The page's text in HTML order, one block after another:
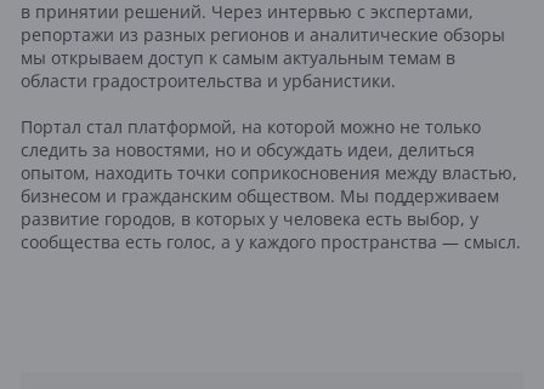
в принятии решений. Через интервью с экспертами,
репортажи из разных регионов и аналитические обзоры
мы открываем доступ к самым актуальным темам в
области градостроительства и урбанистики.
Портал стал платформой, на которой можно не только
следить за новостями, но и обсуждать идеи, делиться
опытом, находить точки соприкосновения между властью,
бизнесом и гражданским обществом. Мы поддерживаем
развитие городов, в которых у человека есть выбор, у
сообщества есть голос, а у каждого пространства — смысл.